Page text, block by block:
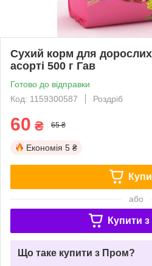
Сухий корм для
асорті 500 г Гав
Готово до відправки
Код: 1159300587
Роздріб
60 ₴ 65 ₴
Економія 5 ₴
або
Купити з
Що таке купити з Пром?